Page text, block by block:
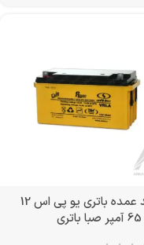
خرید عمده باتری یو پی اس 12